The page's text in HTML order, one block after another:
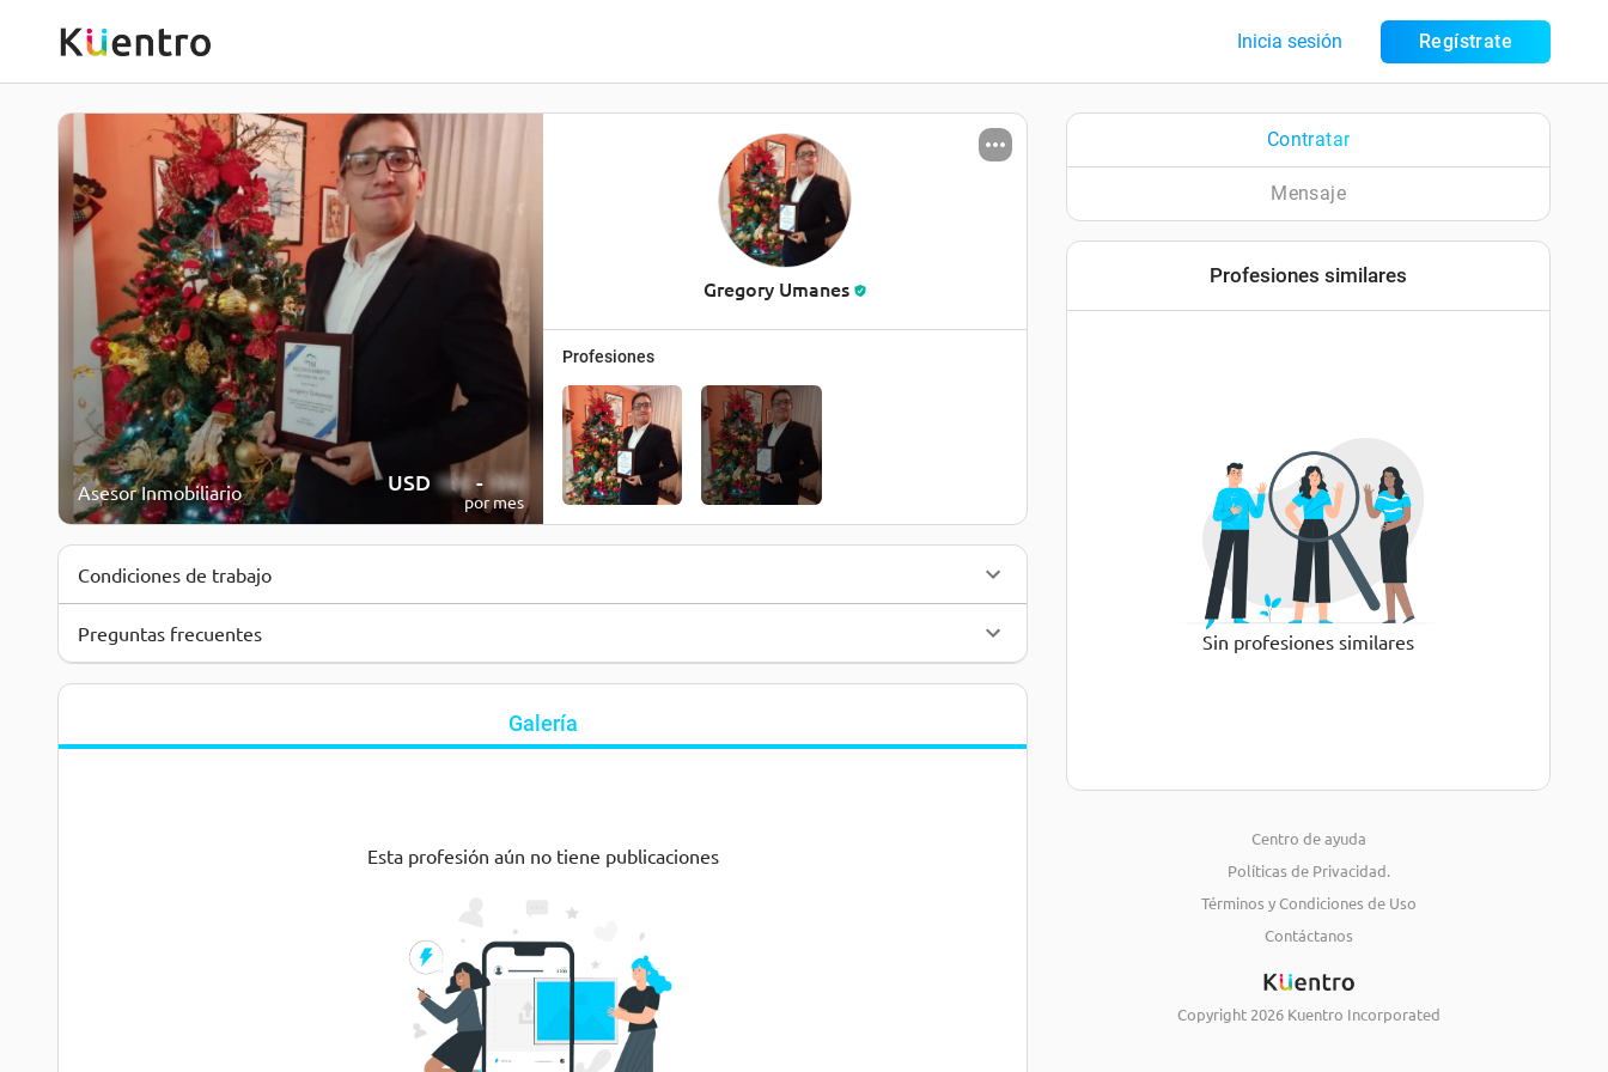
Inicia sesión Regístrate
Asesor Inmobiliario USD 100- 350
por mes
Gregory Umanes
Profesiones
Condiciones de trabajo
Preguntas frecuentes
Galería
Esta profesión aún no tiene publicaciones
Contratar
Mensaje
Profesiones similares
Sin profesiones similares
Centro de ayuda
Políticas de Privacidad.
Términos y Condiciones de Uso
Contáctanos
Copyright 2026 Kuentro Incorporated